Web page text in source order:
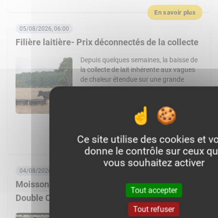
En savoir plus
Filière laitière- Prix déconnectés de la collecte
05/08/2026, 06:00
Depuis quelques semaines, la baisse de
la collecte de lait inhérente aux vagues
de chaleur étendue sur une grande
partie de l’Union européenne n’enraye
éleveurs européens. En Union
européenne, le prix du lait payé eux
éleveurs ne cesse de baisser. A 455 € la
tonne payée […]
En savoir plus
Moisson XXL 2026 : 3 Massey Ferguson 9S,
Double CR… Un chantier de folie !
04/08/2026, 08:00
Nouvelle vidéo de LOAGRI Loïc vous
Ce site utilise des cookies et
donne le contrôle sur ceux
vous souhaitez activer
Tout accepter
Tout refuser